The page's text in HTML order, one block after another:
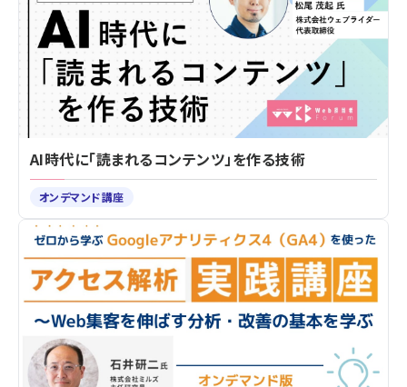
AI時代に「読まれるコンテンツ」を作る技術
オンデマンド講座